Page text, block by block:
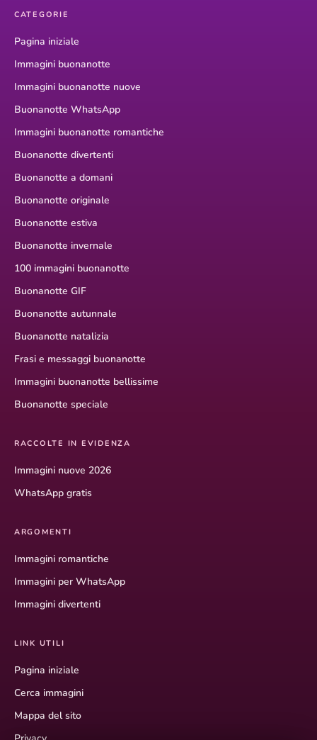
CATEGORIE
Pagina iniziale
Immagini buonanotte
Immagini buonanotte nuove
Buonanotte WhatsApp
Immagini buonanotte romantiche
Buonanotte divertenti
Buonanotte a domani
Buonanotte originale
Buonanotte estiva
Buonanotte invernale
100 immagini buonanotte
Buonanotte GIF
Buonanotte autunnale
Buonanotte natalizia
Frasi e messaggi buonanotte
Immagini buonanotte bellissime
Buonanotte speciale
RACCOLTE IN EVIDENZA
Immagini nuove 2026
WhatsApp gratis
ARGOMENTI
Immagini romantiche
Immagini per WhatsApp
Immagini divertenti
LINK UTILI
Pagina iniziale
Cerca immagini
Mappa del sito